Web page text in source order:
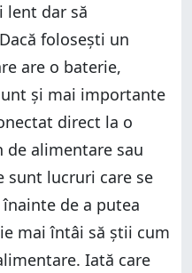
lent dar să
folosești un
are o baterie,
și mai importante
direct la o
de alimentare sau
sunt lucruri care se
de a putea
mai întâi să știi cum
Iată care